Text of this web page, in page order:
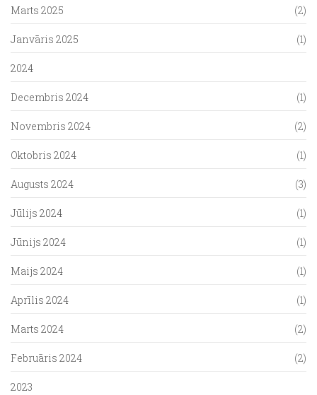
Marts 2025 (2)
Janvāris 2025 (1)
2024
Decembris 2024 (1)
Novembris 2024 (2)
Oktobris 2024 (1)
Augusts 2024 (3)
Jūlijs 2024 (1)
Jūnijs 2024 (1)
Maijs 2024 (1)
Aprīlis 2024 (1)
Marts 2024 (2)
Februāris 2024 (2)
2023